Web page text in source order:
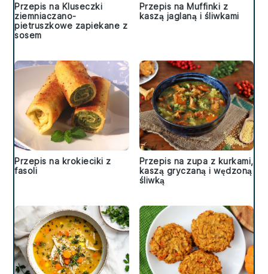
Przepis na Kluseczki
ziemniaczano-
pietruszkowe zapiekane z
sosem
Przepis na Muffinki z
kaszą jaglaną i śliwkami
Przepis na krokieciki z
fasoli
Przepis na zupa z kurkami,
kaszą gryczaną i wędzoną
śliwką